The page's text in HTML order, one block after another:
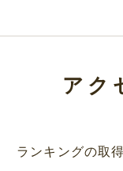
アク
ランキングの取